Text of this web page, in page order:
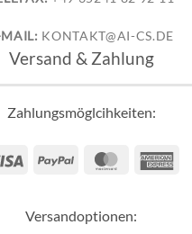
MAIL: KONTAKT@AI-CS.DE
Versand & Zahlung
Zahlungsmöglcihkeiten:
Visa PayPal MasterCard
Versandoptionen: